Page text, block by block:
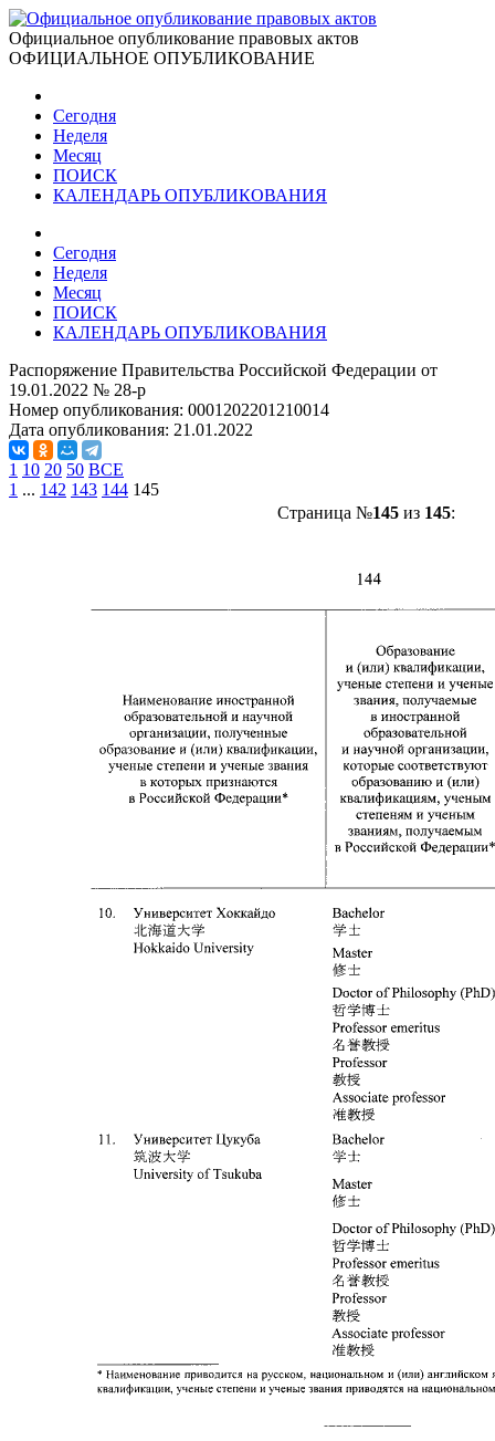
Официальное опубликование правовых актов
ОФИЦИАЛЬНОЕ ОПУБЛИКОВАНИЕ
Сегодня
Неделя
Месяц
ПОИСК
КАЛЕНДАРЬ ОПУБЛИКОВАНИЯ
Сегодня
Неделя
Месяц
ПОИСК
КАЛЕНДАРЬ ОПУБЛИКОВАНИЯ
Распоряжение Правительства Российской Федерации от
19.01.2022 № 28-р
Номер опубликования: 0001202201210014
Дата опубликования: 21.01.2022
1 10 20 50 ВСЕ
1 ... 142 143 144 145
Страница №145из 145: